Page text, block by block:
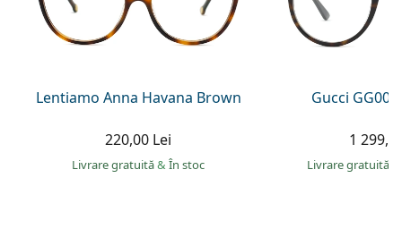
Toate mărcile
Persol
Toate soluțiile
Lentiamo Anna Havana Brown
220,00 Lei
Livrare gratuită& În stoc
Gucci
1
Livrare gratuită